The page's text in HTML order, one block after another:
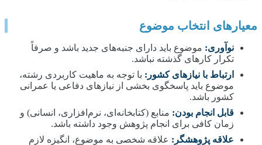
معیارهای انتخاب موضوع
نوآوری: موضوع باید دارای جنبه‌های جدید باشد و صرفاً
تکرار کارهای گذشته نباشد.
ارتباط با نیازهای کشور: با توجه به ماهیت کاربردی رشته،
موضوع باید پاسخگوی بخشی از نیازهای دفاعی یا عمرانی
کشور باشد.
قابل انجام بودن: منابع (کتابخانه‌ای، نرم‌افزاری، انسانی) و
زمان کافی برای انجام پژوهش وجود داشته باشد.
علاقه پژوهشگر: علاقه شخصی به موضوع، انگیزه لازم